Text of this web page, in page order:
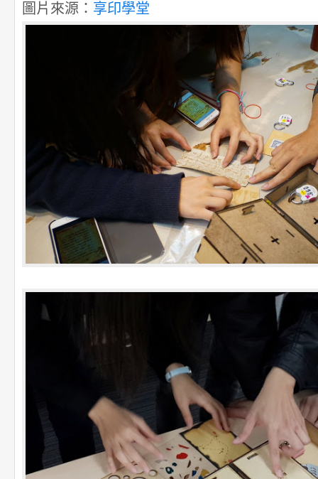
圖片來源： 享印學堂